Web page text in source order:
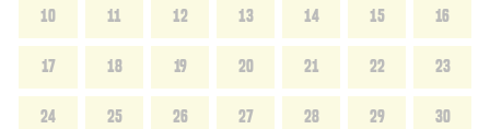
10 11 12 13 14 15 16
17 18 19 20 21 22 23
24 25 26 27 28 29 30